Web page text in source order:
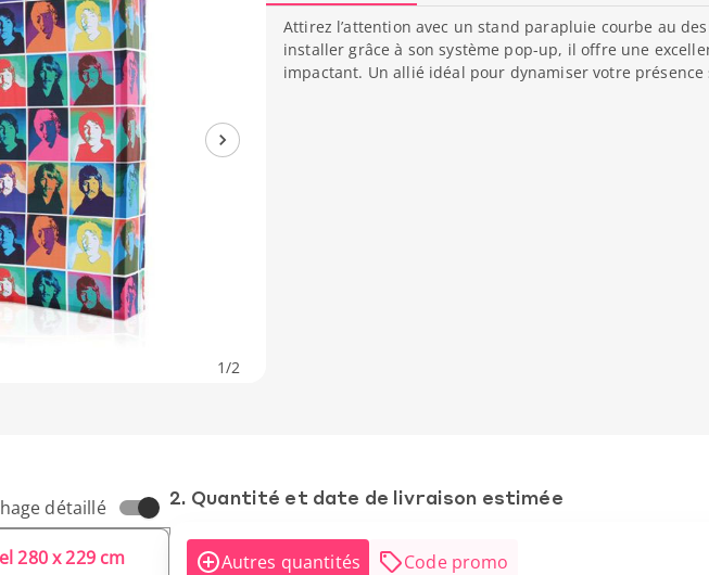
1/2
Attirez l’attention avec un stand parapluie courbe au
installer grâce à son système pop-up, il offre une
impactant. Un allié idéal pour dynamiser votre présence
détaillé
280 x 229 cm
2. Quantité et date de livraison estimée
Autres quantités Code promo